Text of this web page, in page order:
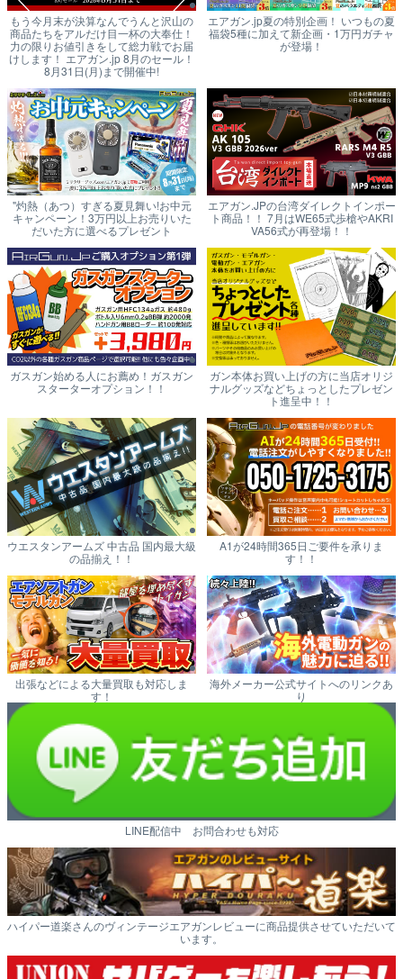
もう今月末が決算なんでうんと沢山の
商品たちをアルだけ目一杯の大奉仕！
力の限りお値引きをして総力戦でお届
けします！ エアガン.jp 8月のセール！
8月31日(月)まで開催中!
エアガン.jp夏の特別企画！ いつもの夏
福袋5種に加えて新企画・1万円ガチャ
が登場！
"灼熱（あつ）すぎる夏見舞い!お中元
キャンペーン！3万円以上お売りいた
だいた方に選べるプレゼント
エアガン.JPの台湾ダイレクトインポー
ト商品！！ 7月はWE65式歩槍やAKRI
VA56式が再登場！！
ガスガン始める人にお薦め！ガスガン
スターターオプション！！
ガン本体お買い上げの方に当店オリジ
ナルグッズなどちょっとしたプレゼン
ト進呈中！！
ウエスタンアームズ 中古品 国内最大級
の品揃え！！
A1が24時間365日ご要件を承りま
す！！
出張などによる大量買取も対応しま
す！
海外メーカー公式サイトへのリンクあ
り
LINE配信中 お問合わせも対応
ハイパー道楽さんのヴィンテージエアガンレビューに商品提供させていただいて
います。